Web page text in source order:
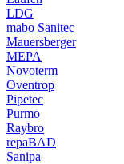
LDG
mabo Sanitec
Mauersberger
MEPA
Novoterm
Oventrop
Pipetec
Purmo
Raybro
repaBAD
Sanipa